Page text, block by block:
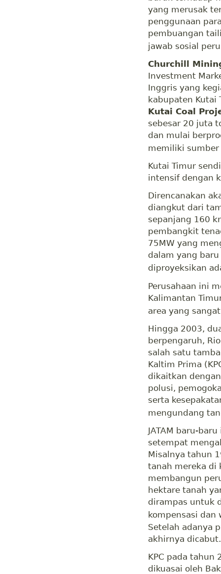
yang merusak
penggunaan
pembuangan
jawab sosial
Churchill
Investment
Inggris yang
kabupaten Kutai
Kutai Coal
sebesar 20 juta
dan mulai
memiliki
Kutai Timur
intensif dengan
Direncanakan
diangkut dari
sepanjang 160
pembangkit
75MW yang
dalam yang
diproyeksikan
Perusahaan ini
Kalimantan
area yang
Hingga 2003,
berpengaruh,
salah satu
Kaltim Prima
dikaitkan
polusi,
serta
mengundang
JATAM baru-
setempat
Misalnya tahun
tanah mereka di
membangun
hektare tanah
dirampas untuk
kompensasi
Setelah adanya
akhirnya dicabut.
KPC pada tahun
dikuasai oleh